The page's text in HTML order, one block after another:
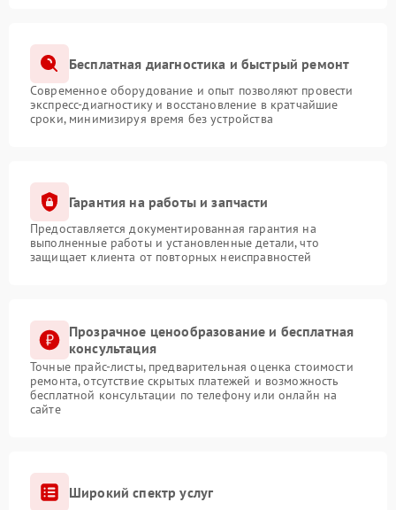
Бесплатная диагностика и быстрый ремонт
Современное оборудование и опыт позволяют провести
экспресс-диагностику и восстановление в кратчайшие
сроки, минимизируя время без устройства
Гарантия на работы и запчасти
Предоставляется документированная гарантия на
выполненные работы и установленные детали, что
защищает клиента от повторных неисправностей
Прозрачное ценообразование и бесплатная
консультация
Точные прайс-листы, предварительная оценка стоимости
ремонта, отсутствие скрытых платежей и возможность
бесплатной консультации по телефону или онлайн на
сайте
Широкий спектр услуг